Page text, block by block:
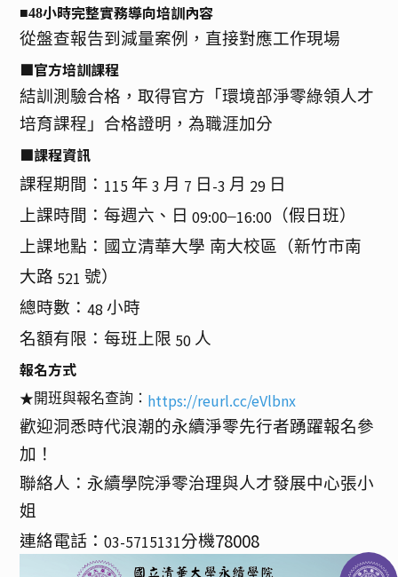
■48小時完整實務導向培訓內容
從盤查報告到減量案例，直接對應工作現場
■官方培訓課程
結訓測驗合格，取得官方「環境部淨零綠領人才
培育課程」合格證明，為職涯加分
■課程資訊
課程期間： 115年 3月 7 日-3月 29 日
上課時間：每週六、日 09:00–16:00 （假日班）
上課地點：國立清華大學 南大校區（新竹市南
大路 521號）
總時數：48小時
名額有限：每班上限 50 人
報名方式
★開班與報名查詢： https://reurl.cc/eVlbnx
歡迎洞悉時代浪潮的永續淨零先行者踴躍報名參
加！
聯絡人：永續學院淨零治理與人才發展中心張小
姐
連絡電話：03-5715131分機78008